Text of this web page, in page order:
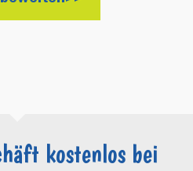
kostenlos bei